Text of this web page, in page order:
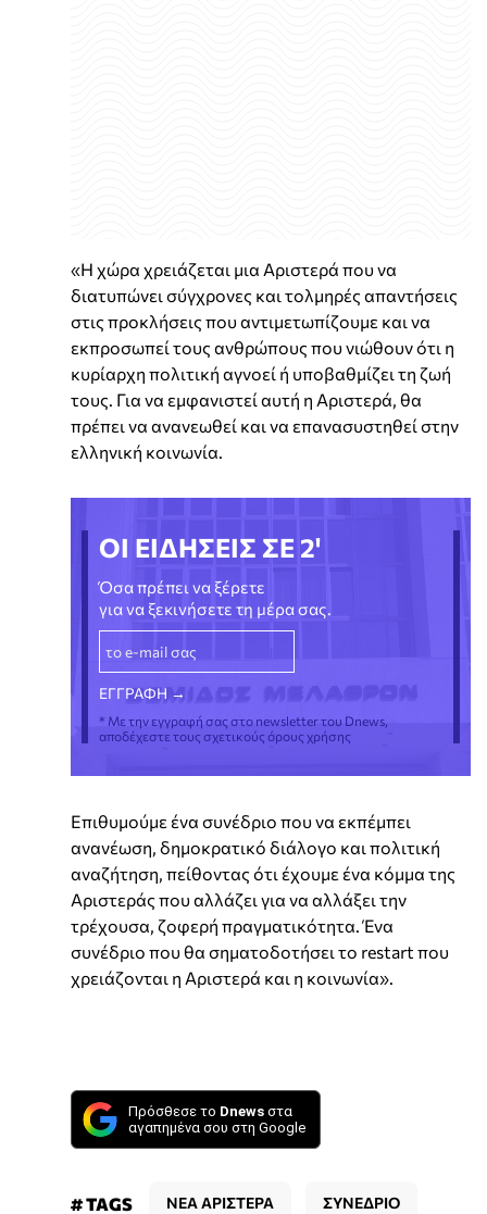
«Η χώρα χρειάζεται μια Αριστερά που να
διατυπώνει σύγχρονες και τολμηρές απαντήσεις
στις προκλήσεις που αντιμετωπίζουμε και να
εκπροσωπεί τους ανθρώπους που νιώθουν ότι η
κυρίαρχη πολιτική αγνοεί ή υποβαθμίζει τη ζωή
τους. Για να εμφανιστεί αυτή η Αριστερά, θα
πρέπει να ανανεωθεί και να επανασυστηθεί στην
ελληνική κοινωνία.
ΟΙ ΕΙΔΗΣΕΙΣ ΣΕ 2'
Όσα πρέπει να ξέρετε
για να ξεκινήσετε τη μέρα σας.
* Με την εγγραφή σας στο newsletter του Dnews,
αποδέχεστε τους σχετικούς όρους χρήσης
Επιθυμούμε ένα συνέδριο που να εκπέμπει
ανανέωση, δημοκρατικό διάλογο και πολιτική
αναζήτηση, πείθοντας ότι έχουμε ένα κόμμα της
Αριστεράς που αλλάζει για να αλλάξει την
τρέχουσα, ζοφερή πραγματικότητα. Ένα
συνέδριο που θα σηματοδοτήσει το restart που
χρειάζονται η Αριστερά και η κοινωνία».
Πρόσθεσε το Dnews στα
αγαπημένα σου στη Google
# TAGS ΝΕΑ ΑΡΙΣΤΕΡΑ ΣΥΝΕΔΡΙΟ